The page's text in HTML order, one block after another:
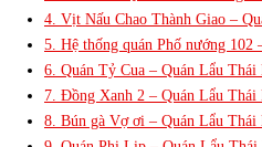
4. Vịt Nấu Chao Thành Giao –
5. Hệ thống quán Phố nướng
6. Quán Tỷ Cua – Quán Lẩu Thái
7. Đồng Xanh 2 – Quán Lẩu Thái
8. Bún gà Vợ ơi – Quán Lẩu Thái